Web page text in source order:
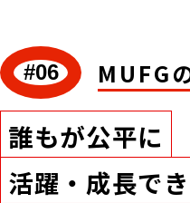
#06 MUFG
誰もが公平に
活躍・成長で